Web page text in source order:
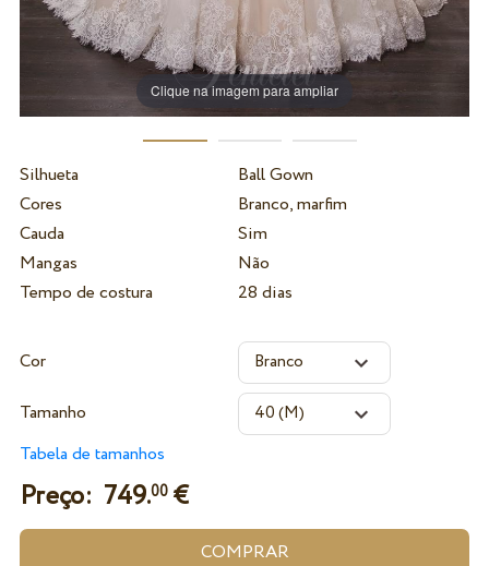
Clique na imagem para ampliar
Silhueta
Ball Gown
Cores
Branco, marfim
Cauda
Sim
Mangas
Não
Tempo de costura
28 dias
Cor
Tamanho
Tabela de tamanhos
Preço: 749.00€